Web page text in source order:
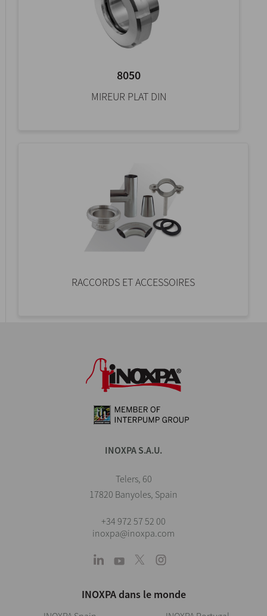
8050
MIREUR PLAT DIN
RACCORDS ET ACCESSOIRES
INOXPA S.A.U.
Telers, 60
17820 Banyoles, Spain
+34 972 57 52 00
inoxpa@inoxpa.com
INOXPA dans le monde